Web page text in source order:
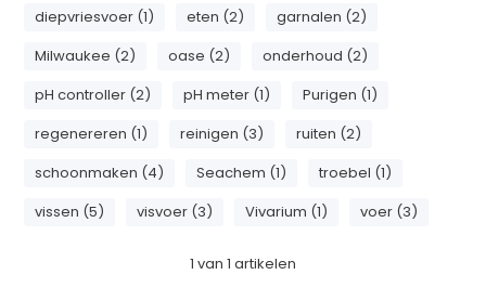
diepvriesvoer (1)
eten (2)
garnalen (2)
Milwaukee (2)
oase (2)
onderhoud (2)
pH controller (2)
pH meter (1)
Purigen (1)
regenereren (1)
reinigen (3)
ruiten (2)
schoonmaken (4)
Seachem (1)
troebel (1)
vissen (5)
visvoer (3) Vivarium (1) voer (3)
1 van 1 artikelen